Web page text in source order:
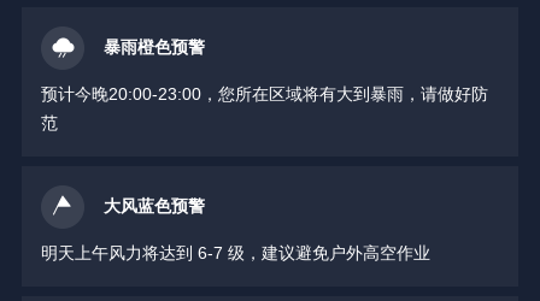
暴雨橙色预警
预计今晚20:00-23:00，您所在区域将有大到暴雨，请做好防
范
大风蓝色预警
明天上午风力将达到 6-7 级，建议避免户外高空作业